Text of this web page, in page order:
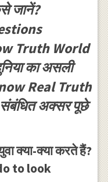
जानें?
Truth World
का असली
Real Truth
अक्सर पूछे
क्या-क्या करते हैं?
to look